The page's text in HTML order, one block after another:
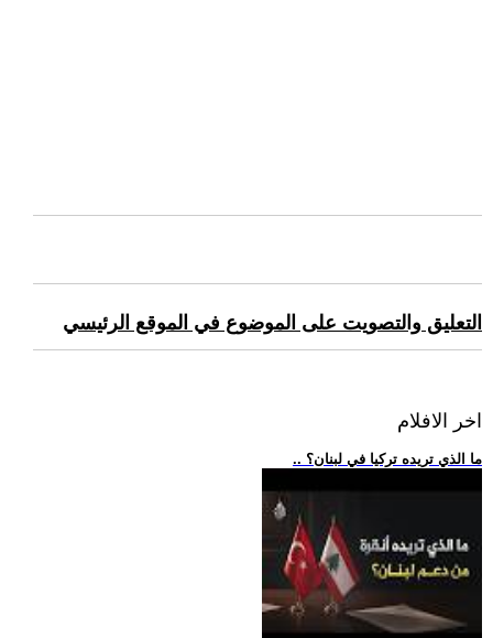
التعليق والتصويت على الموضوع في الموقع الرئيسي
اخر الافلام
.. ما الذي تريده تركيا في لبنان؟